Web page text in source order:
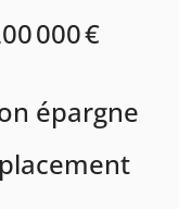
000 €
épargne